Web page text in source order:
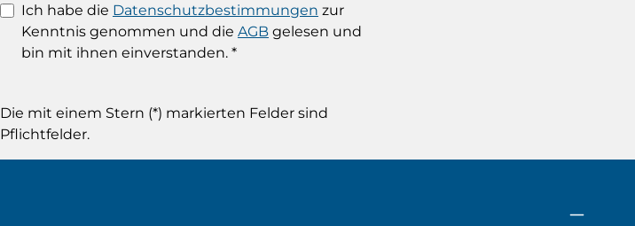
Ich habe die Datenschutzbestimmungen zur
Kenntnis genommen und die AGBgelesen und
bin mit ihnen einverstanden. *
Die mit einem Stern (*) markierten Felder sind
Pflichtfelder.